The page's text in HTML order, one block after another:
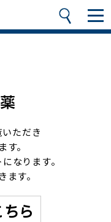
ただき
。
なります。
す。
ちら